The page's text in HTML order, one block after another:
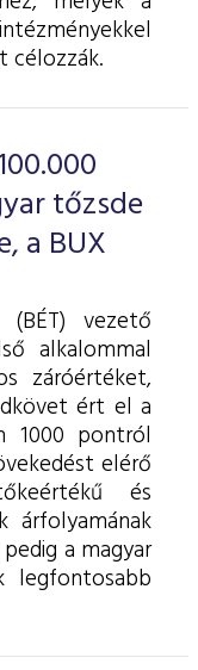
célozzák.
tőzsde
a BUX
vezető
alkalommal
záróértéket,
ért el a
1000 pontról
elérő
és
árfolyamának
a magyar
legfontosabb